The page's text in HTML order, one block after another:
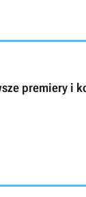
premiery i